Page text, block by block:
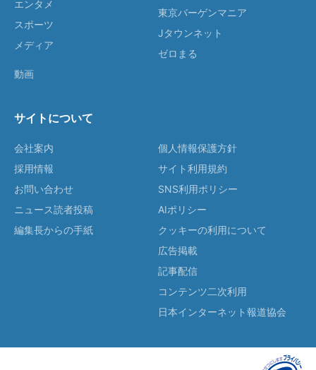
エンタメ
スポーツ
メディア
動画
東京バーゲンマニア
Jタウンネット
ゼロまる
サイトについて
会社案内
採用情報
お問い合わせ
ニュース読者投稿
編集長からの手紙
個人情報保護方針
サイト利用規約
SNS利用ポリシー
AIポリシー
クッキーの利用について
広告掲載
記事配信
コンテンツ二次利用
日本インターネット報道協会